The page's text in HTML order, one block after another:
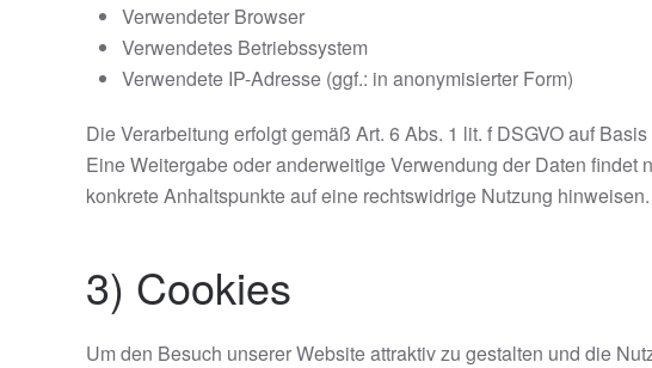
Verwendeter Browser
Verwendetes Betriebssystem
Verwendete IP-Adresse (ggf.: in anonymisierter Form)
Die Verarbeitung erfolgt gemäß Art. 6 Abs. 1 lit. f DSGVO auf
Eine Weitergabe oder anderweitige Verwendung der Daten
konkrete Anhaltspunkte auf eine rechtswidrige Nutzung hinweisen.
3) Cookies
Um den Besuch unserer Website attraktiv zu gestalten und die